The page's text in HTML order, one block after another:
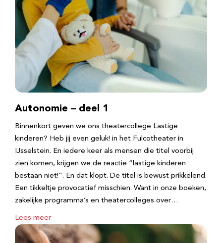
Autonomie – deel 1
Binnenkort geven we ons theatercollege Lastige
kinderen? Heb jij even geluk! in het Fulcotheater in
IJsselstein. En iedere keer als mensen die titel voorbij
zien komen, krijgen we de reactie “lastige kinderen
bestaan niet!”. En dat klopt. De titel is bewust prikkelend.
Een tikkeltje provocatief misschien. Want in onze boeken,
zakelijke programma’s en theatercolleges over…
Lees meer